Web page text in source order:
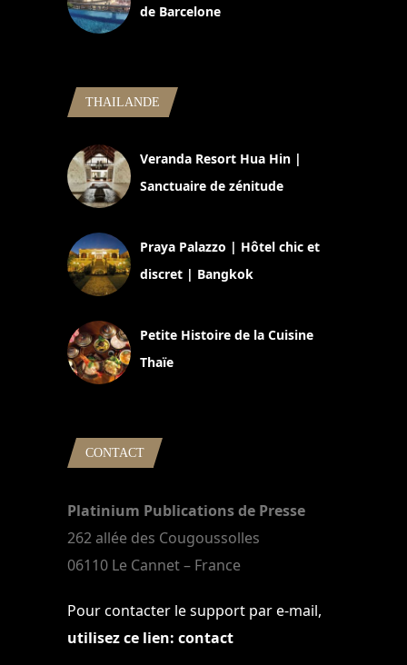
de Barcelone
THAILANDE
Veranda Resort Hua Hin |
Sanctuaire de zénitude
Praya Palazzo | Hôtel chic et
discret | Bangkok
Petite Histoire de la Cuisine
Thaïe
CONTACT
Platinium Publications de Presse
262 allée des Cougoussolles
06110 Le Cannet – France
Pour contacter le support par e-mail,
utilisez ce lien: contact